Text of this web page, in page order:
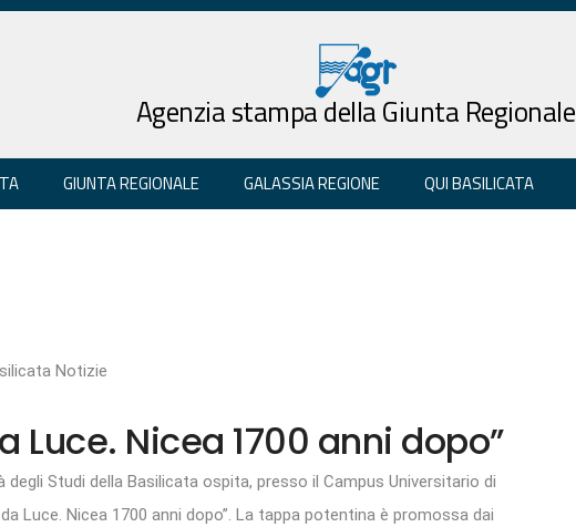
Agenzia stampa della Giunta Regionale
GIUNTA REGIONALE GALASSIA REGIONE QUI BASILICATA
Notizie
Luce. Nicea 1700 anni dopo”
degli Studi della Basilicata ospita, presso il Campus Universitario di
Luce. Nicea 1700 anni dopo”. La tappa potentina è promossa dai